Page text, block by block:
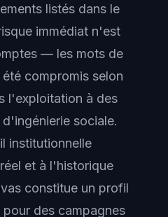
listés dans le
immédiat n'est
— les mots de
compromis selon
l'exploitation à des
d'ingénierie sociale.
institutionnelle
et à l'historique
constitue un profil
des campagnes